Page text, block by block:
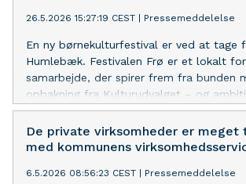
26.5.2026 15:27:19 CEST Pressemeddelelse
En ny børnekulturfestival er ved at tage
Humlebæk. Festivalen Frø er et lokalt
samarbejde, der spirer frem fra bunden
opbakning fra Kulturudvalget – og
at skabe et nyt kulturelt fyrtårn for børn
De private virksomheder er meget
med kommunens
6.5.2026 08:56:23 CEST Pressemeddelelse